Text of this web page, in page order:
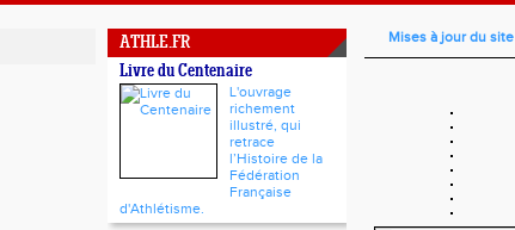
ATHLE.FR
Livre du Centenaire
L'ouvrage
richement
illustré, qui
retrace
l’Histoire de la
Fédération
Française
d'Athlétisme.
Mises à jour du site